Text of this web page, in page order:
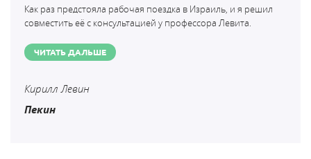
Как раз предстояла рабочая поездка в Израиль, и я решил
совместить её с консультацией у профессора Левита.
ЧИТАТЬ ДАЛЬШЕ
Кирилл Левин
Пекин